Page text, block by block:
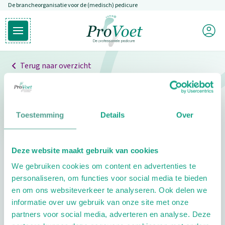
Toestemming Details Over
Deze website maakt gebruik van cookies
We gebruiken cookies om content en advertenties te
personaliseren, om functies voor social media te bieden
en om ons websiteverkeer te analyseren. Ook delen we
informatie over uw gebruik van onze site met onze
partners voor social media, adverteren en analyse. Deze
Overslaan en naar de inhoud gaan
De brancheorganisatie voor de (medisch) pedicure
Open hoofdmenu
Ga naar de homepagina
Mijn
Terug naar overzicht
Professionals
Pedicure niet gevonden
pedicure.